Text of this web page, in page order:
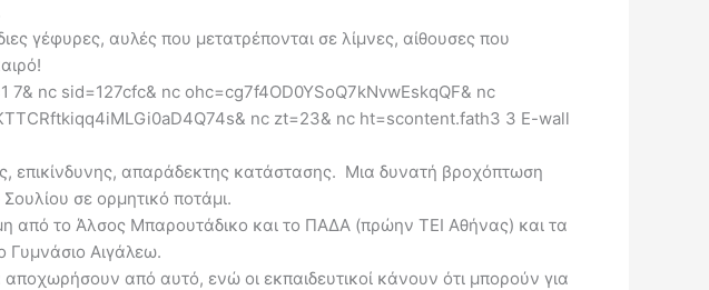
γέφυρες, αυλές που μετατρέπονται σε λίμνες, αίθουσες που
επικίνδυνης, απαράδεκτης κατάστασης. Μια δυνατή βροχόπτωση
σε ορμητικό ποτάμι.
από το Άλσος Μπαρουτάδικο και το ΠΑΔΑ (πρώην ΤΕΙ Αθήνας) και τα
Γυμνάσιο Αιγάλεω.
από αυτό, ενώ οι εκπαιδευτικοί κάνουν ότι μπορούν για